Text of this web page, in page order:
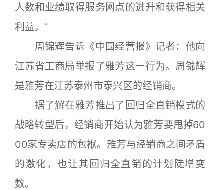
人数和业绩取得服务网点的进升和获得相关
利益。”
周锦辉告诉《中国经营报》记者：他向
江苏省工商局举报了雅芳这一行为。周锦辉
是雅芳在江苏泰州市泰兴区的经销商。
据了解在雅芳推出了回归全直销模式的
战略转型后，经销商开始认为雅芳要甩掉60
00家专卖店的包袱。雅芳与经销商之间矛盾
的激化，也让其回归全直销的计划陡增变
数。